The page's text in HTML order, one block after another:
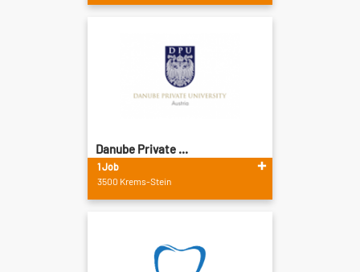
Danube Private ...
1 Job
3500 Krems-Stein